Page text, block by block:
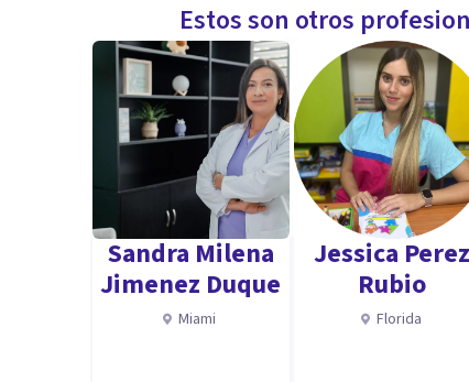
Psicodiagnosticos Infantil
Psicogerantolgia
Puerperio, crianza respetuosa
Estos son otros
Sandra Milena
Jimenez Duque
Miami
Jessica Perez
Rubio
Florida